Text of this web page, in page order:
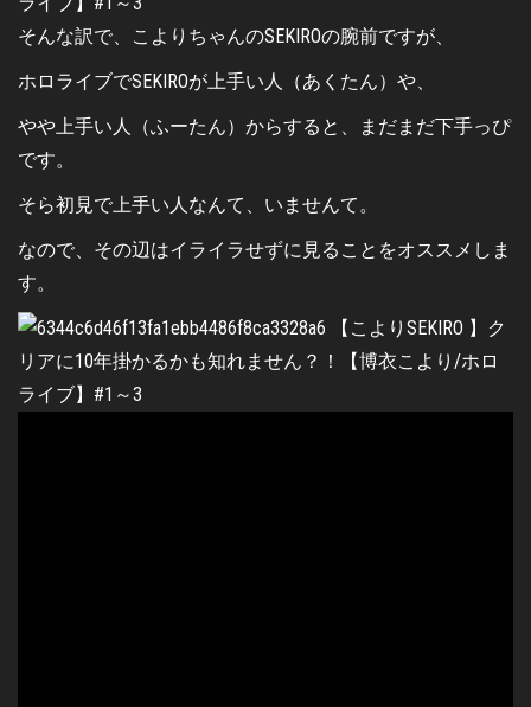
そんな訳で、こよりちゃんのSEKIROの腕前ですが、
ホロライブでSEKIROが上手い人（あくたん）や、
やや上手い人（ふーたん）からすると、まだまだ下手っぴ
です。
そら初見で上手い人なんて、いませんて。
なので、その辺はイライラせずに見ることをオススメしま
す。